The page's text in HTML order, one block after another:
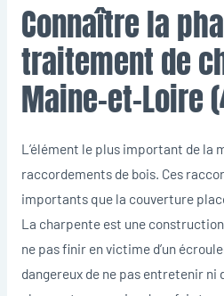
Connaître la
traitement de
Maine-et-Loire
L’élément le plus important de la
raccordements de bois. Ces
importants que la couverture
La charpente est une
ne pas finir en victime d’un
dangereux de ne pas entretenir